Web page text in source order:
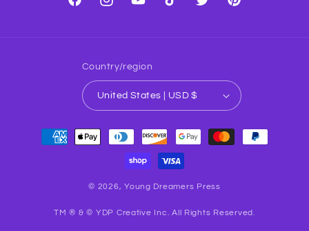
FacebookInstagramYouTubeTikTok Twitter Pinterest
Country/region
United States | USD $
Payment
methods
© 2026,Young Dreamers Press
TM ® & © YDP Creative Inc. All Rights Reserved.